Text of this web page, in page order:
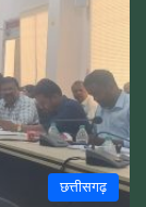
छत्तीसगढ़